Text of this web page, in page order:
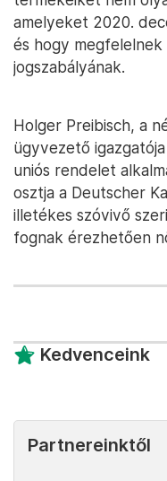
amelyeket 2020.
és hogy megfelelnek
jogszabályának.
Holger Preibisch, a
ügyvezető
uniós rendelet
osztja a Deutscher
illetékes szóvivő
fognak érezhetően
Kedvenceink
Partnereinktől